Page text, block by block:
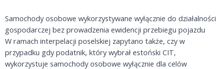
Samochody osobowe wykorzystywane wyłącznie do działalności
gospodarczej bez prowadzenia ewidencji przebiegu pojazdu
W ramach interpelacji poselskiej zapytano także, czy w
przypadku gdy podatnik, który wybrał estoński CIT,
wykorzystuje samochody osobowe wyłącznie dla celów